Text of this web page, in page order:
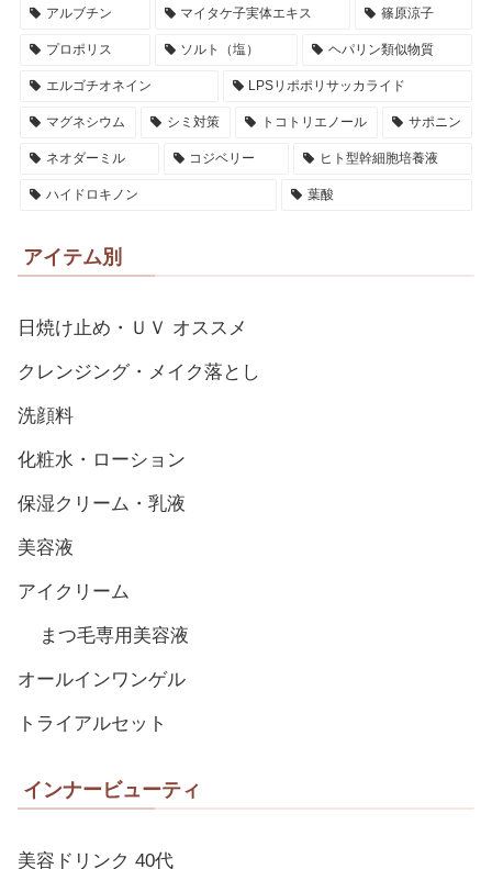
アルブチン マイタケ子実体エキス 篠原涼子
プロポリス ソルト（塩） ヘパリン類似物質
エルゴチオネイン LPSリポポリサッカライド
マグネシウム シミ対策 トコトリエノール サポニン
ネオダーミル コジベリー ヒト型幹細胞培養液
ハイドロキノン 葉酸
アイテム別
日焼け止め・ＵＶ オススメ
クレンジング・メイク落とし
洗顔料
化粧水・ローション
保湿クリーム・乳液
美容液
アイクリーム
まつ毛専用美容液
オールインワンゲル
トライアルセット
インナービューティ
美容ドリンク 40代